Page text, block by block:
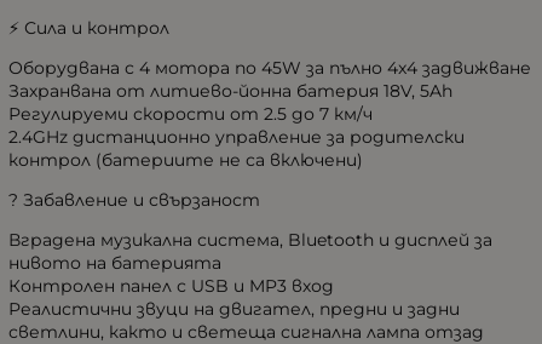
⚡ Сила и контрол
Оборудвана с 4 мотора по 45W за пълно 4x4 задвижване
Захранвана от литиево-йонна батерия 18V, 5Ah
Регулируеми скорости от 2.5 до 7 км/ч
2.4GHz дистанционно управление за родителски
контрол (батериите не са включени)
? Забавление и свързаност
Вградена музикална система, Bluetooth и дисплей за
нивото на батерията
Контролен панел с USB и MP3 вход
Реалистични звуци на двигател, предни и задни
светлини, както и светеща сигнална лампа отзад